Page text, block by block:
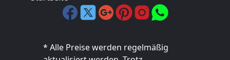
* Alle Preise werden regelmäßig